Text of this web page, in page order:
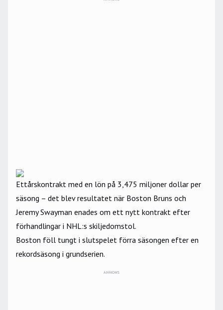
Ettårskontrakt med en lön på 3,475 miljoner dollar per
säsong – det blev resultatet när Boston Bruns och
Jeremy Swayman enades om ett nytt kontrakt efter
förhandlingar i NHL:s skiljedomstol.
Boston föll tungt i slutspelet förra säsongen efter en
rekordsäsong i grundserien.
ANNONS